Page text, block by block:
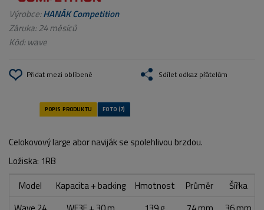
Výrobce:HANÁK Competition
Záruka: 24 měsíců
Kód:wave
Přidat mezi oblíbené Sdílet odkaz přátelům
Celokovový large abor naviják se spolehlivou brzdou.
Ložiska: 1RB
Model
Kapacita + backing Hmotnost Průměr
Šířka